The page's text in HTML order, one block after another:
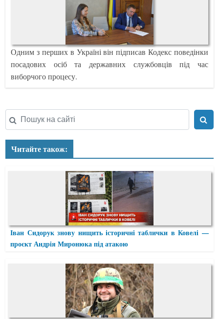
Одним з перших в Україні він підписав Кодекс поведінки
посадових осіб та державних службовців під час
виборчого процесу.
Читайте також:
Іван Сидорук знову нищить історичні таблички в Ковелі —
проєкт Андрія Миронюка під атакою